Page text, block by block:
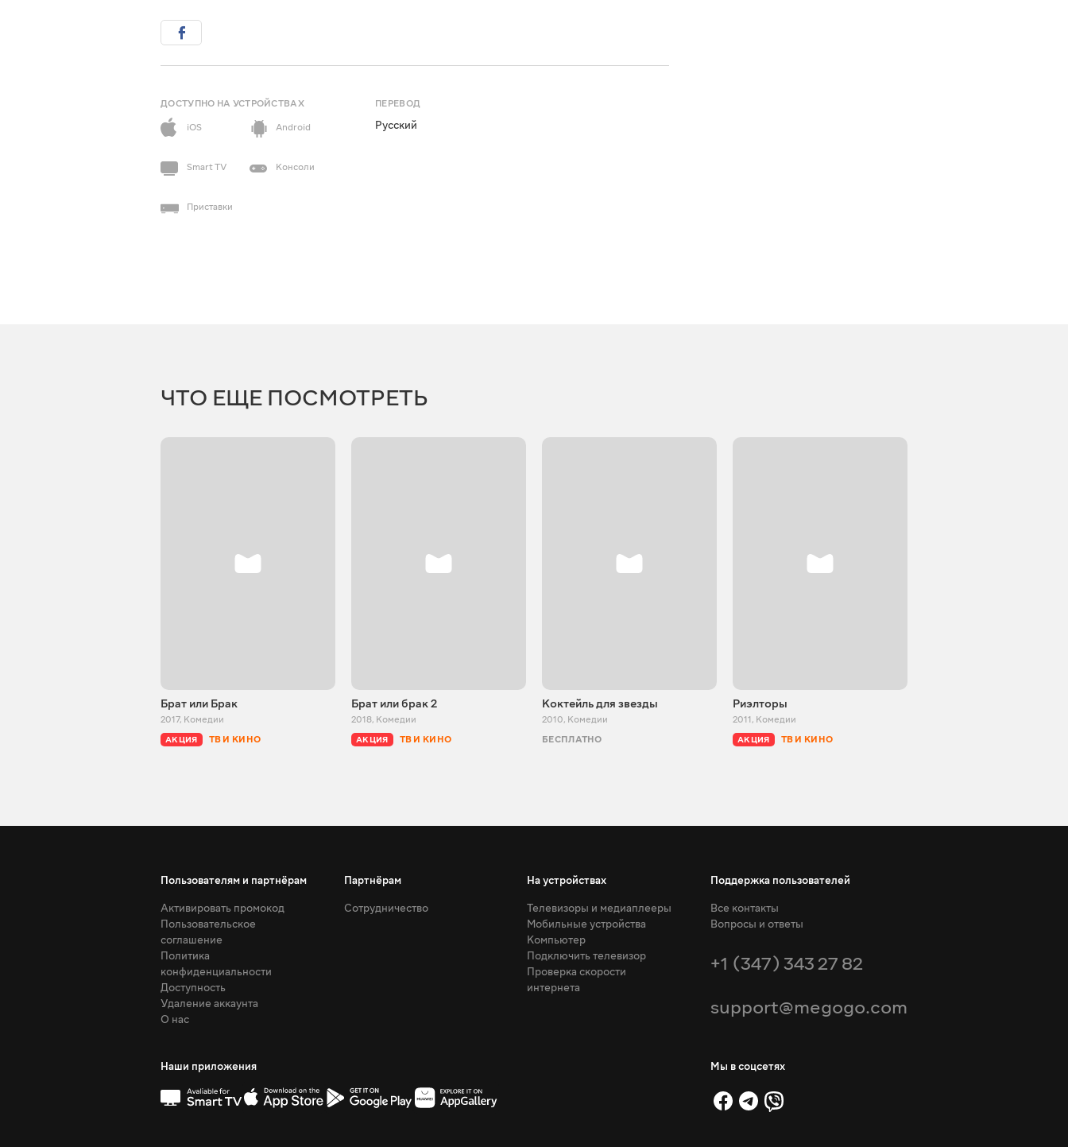
ДОСТУПНО НА УСТРОЙСТВАХ
iOS
Android
Smart TV Консоли
Приставки
ПЕРЕВОД
Русский
ЧТО ЕЩЕ ПОСМОТРЕТЬ
Брат или Брак
2017, Комедии
АКЦИЯ ТВ И КИНО
Брат или брак 2
2018, Комедии
АКЦИЯ ТВ И КИНО
Коктейль для звезды
2010, Комедии
БЕСПЛАТНО
Риэлторы
2011, Комедии
АКЦИЯ ТВ И КИНО
Пользователям и партнёрам
Активировать промокод
Пользовательское
соглашение
Политика
конфиденциальности
Доступность
Удаление аккаунта
О нас
Партнёрам
Сотрудничество
На устройствах
Телевизоры и медиаплееры
Мобильные устройства
Компьютер
Подключить телевизор
Проверка скорости
интернета
Поддержка пользователей
Все контакты
Вопросы и ответы
+1 (347) 343 27 82
support@megogo.com
Наши приложения Мы в соцсетях